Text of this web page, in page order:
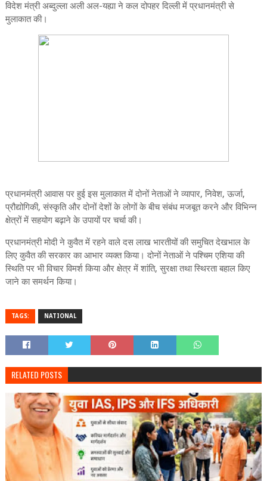
विदेश मंत्री अब्दुल्ला अली अल-यह्या ने कल दोपहर दिल्ली में प्रधानमंत्री से
मुलाकात की।
प्रधानमंत्री आवास पर हुई इस मुलाकात में दोनों नेताओं ने व्यापार, निवेश, ऊर्जा,
प्रौद्योगिकी, संस्कृति और दोनों देशों के लोगों के बीच संबंध मजबूत करने और विभिन्‍न
क्षेत्रों में सहयोग बढ़ाने के उपायों पर चर्चा की।
प्रधानमंत्री मोदी ने कुवैत में रहने वाले दस लाख भारतीयों की समुचित देखभाल के
लिए कुवैत की सरकार का आभार व्‍यक्‍त किया। दोनों नेताओं ने पश्चिम एशिया की
स्थिति पर भी विचार विमर्श किया और क्षेत्र में शांति, सुरक्षा तथा स्थिरता बहाल किए
जाने का समर्थन किया।
TAGS: NATIONAL
RELATED POSTS